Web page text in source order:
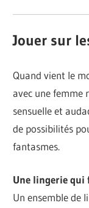
Jouer sur
Quand vient le
avec une femme
sensuelle et
de possibilités
fantasmes.
Une lingerie
Un ensemble de